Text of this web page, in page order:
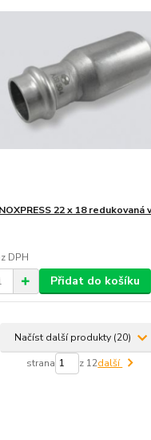
22 x 18 redukovaná
DPH
Přidat do košíku
Načíst další produkty (20)
strana z 12další